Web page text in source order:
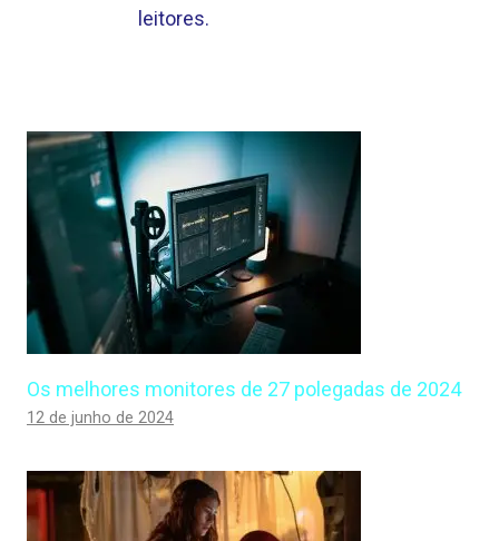
leitores.
Os melhores monitores de 27 polegadas de 2024
12 de junho de 2024